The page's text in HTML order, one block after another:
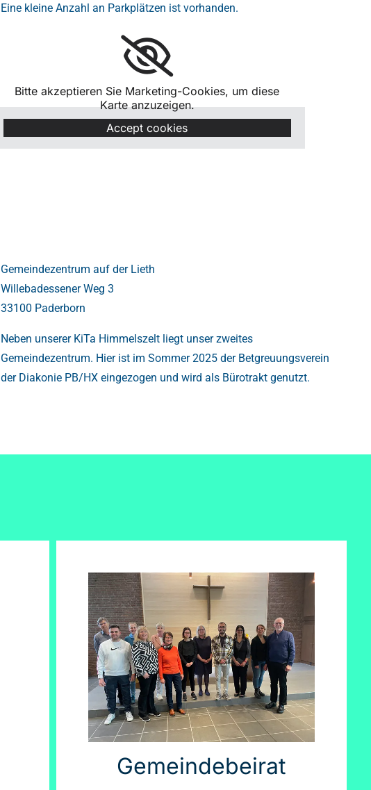
Eine kleine Anzahl an Parkplätzen ist vorhanden.
Bitte akzeptieren Sie Marketing-Cookies, um diese
Karte anzuzeigen.
Accept cookies
Gemeindezentrum auf der Lieth
Willebadessener Weg 3
33100 Paderborn
Neben unserer KiTa Himmelszelt liegt unser zweites
Gemeindezentrum. Hier ist im Sommer 2025 der Betgreuungsverein
der Diakonie PB/HX eingezogen und wird als Bürotrakt genutzt.
Gemeindebeirat